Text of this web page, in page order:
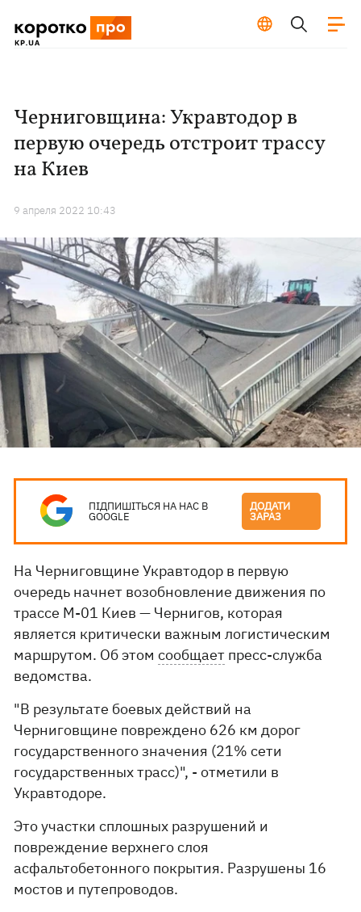
Черниговщина: Укравтодор в
первую очередь отстроит трассу
на Киев
9 апреля 2022 10:43
ПІДПИШІТЬСЯ НА НАС В
GOOGLE
ДОДАТИ
ЗАРАЗ
На Черниговщине Укравтодор в первую
очередь начнет возобновление движения по
трассе М-01 Киев — Чернигов, которая
является критически важным логистическим
маршрутом. Об этомсообщает пресс-служба
ведомства.
"В результате боевых действий на
Черниговщине повреждено 626 км дорог
государственного значения (21% сети
государственных трасс)", - отметили в
Укравтодоре.
Это участки сплошных разрушений и
повреждение верхнего слоя
асфальтобетонного покрытия. Разрушены 16
мостов и путепроводов.